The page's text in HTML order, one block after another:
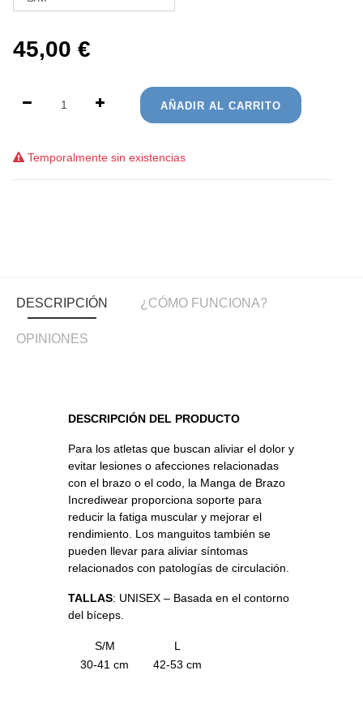
45,00 €
AÑADIR AL CARRITO
Temporalmente sin existencias
DESCRIPCIÓN ¿CÓMO FUNCIONA?
OPINIONES
DESCRIPCIÓN DEL PRODUCTO
Para los atletas que buscan aliviar el dolor y
evitar lesiones o afecciones relacionadas
con el brazo o el codo, la Manga de Brazo
Incrediwear proporciona soporte para
reducir la fatiga muscular y mejorar el
rendimiento. Los manguitos también se
pueden llevar para aliviar síntomas
relacionados con patologías de circulación.
TALLAS: UNISEX – Basada en el contorno
del bíceps.
S/M
L
30-41 cm
42-53 cm